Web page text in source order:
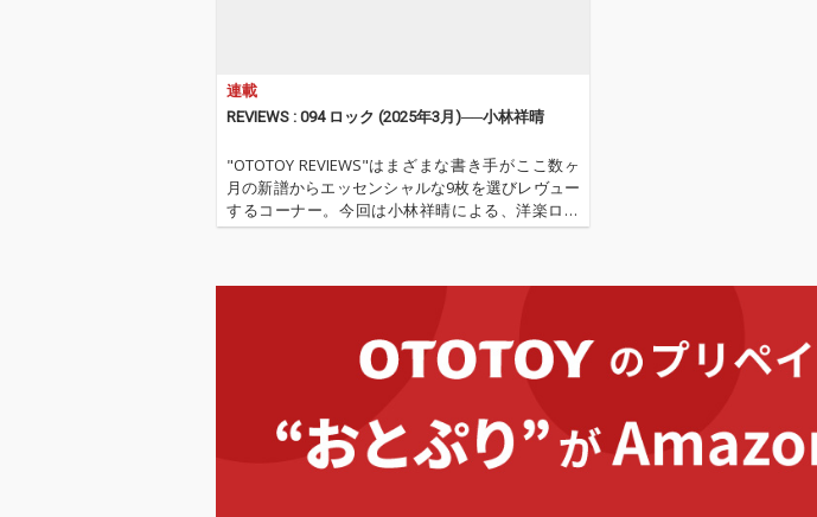
連載
REVIEWS : 094 ロック (2025年3月)──小林祥晴
"OTOTOY REVIEWS"はまざまな書き手がここ数ヶ
月の新譜からエッセンシャルな9枚を選びレヴュー
するコーナー。今回は小林祥晴による、洋楽ロッ
クを中心とした9枚。 ''OTOTOY REVIEWS 094''